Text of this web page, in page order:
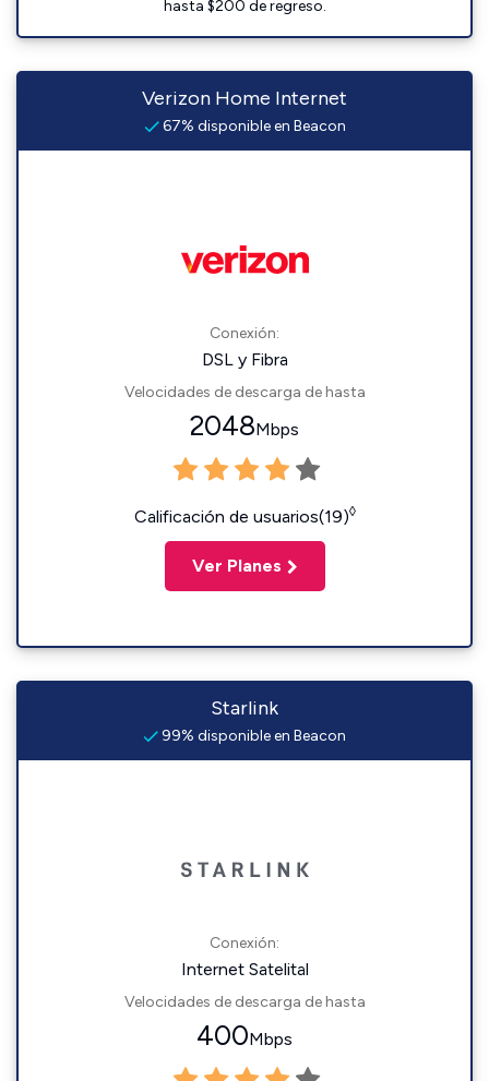
hasta $200 de regreso.
Verizon Home Internet
67% disponible en Beacon
Conexión:
DSL y Fibra
Velocidades de descarga de hasta
2048Mbps
Calificación de usuarios(19)◊
Ver Planes
Starlink
99% disponible en Beacon
Conexión:
Internet Satelital
Velocidades de descarga de hasta
400Mbps